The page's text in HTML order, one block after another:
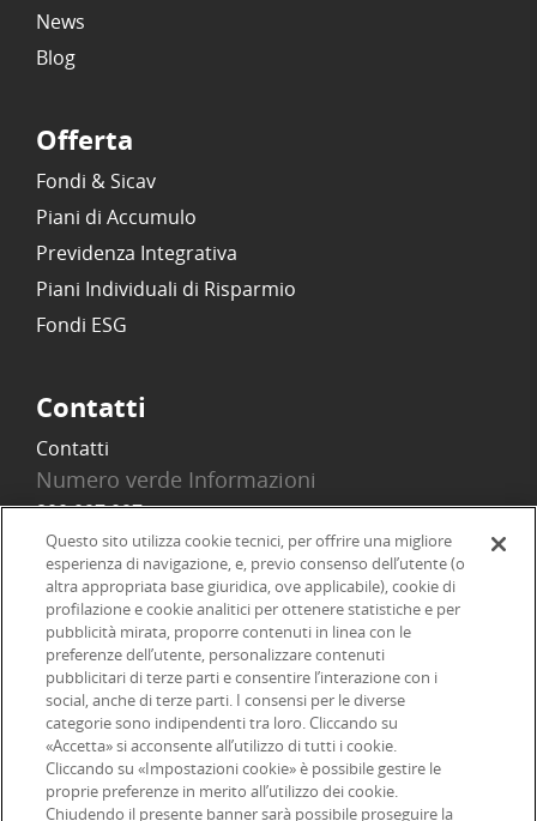
News
Blog
Offerta
Fondi & Sicav
Piani di Accumulo
Previdenza Integrativa
Piani Individuali di Risparmio
Fondi ESG
Contatti
Contatti
Numero verde Informazioni
800 097 097
Email
info@onlinesim.it
Social
©2026 Online SIM, società del gruppo bancario ERSEL - P.IVA
12927410154
Questo sito utilizza cookie tecnici, per offrire una migliore
esperienza di navigazione, e, previo consenso dell’utente (o
altra appropriata base giuridica, ove applicabile), cookie di
profilazione e cookie analitici per ottenere statistiche e per
pubblicità mirata, proporre contenuti in linea con le
preferenze dell’utente, personalizzare contenuti
pubblicitari di terze parti e consentire l’interazione con i
social, anche di terze parti. I consensi per le diverse
categorie sono indipendenti tra loro. Cliccando su
«Accetta» si acconsente all’utilizzo di tutti i cookie.
Cliccando su «Impostazioni cookie» è possibile gestire le
proprie preferenze in merito all’utilizzo dei cookie.
Chiudendo il presente banner sarà possibile proseguire la